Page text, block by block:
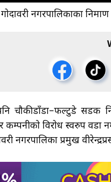
नगरपालिकाका
चौकीडाँडा–फल्टुडे सडक
कम्पनीको विरोध स्वरुप
नगरपालिका प्रमुख